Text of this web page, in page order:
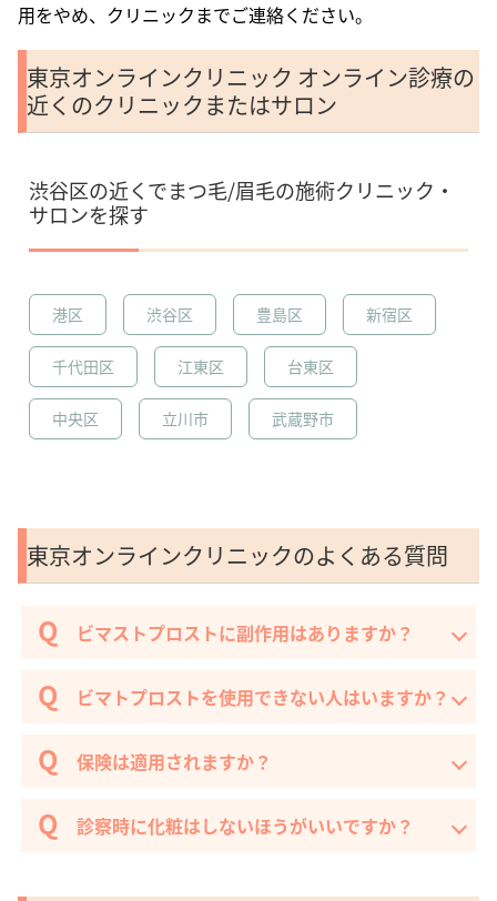
用をやめ、クリニックまでご連絡ください。
東京オンラインクリニック オンライン診療の
近くのクリニックまたはサロン
渋谷区の近くでまつ毛/眉毛の施術クリニック・
サロンを探す
港区 渋谷区 豊島区 新宿区
千代田区 江東区 台東区
中央区 立川市 武蔵野市
東京オンラインクリニックのよくある質問
ビマストプロストに副作用はありますか？
ビマトプロストを使用できない人はいますか？
保険は適用されますか？
診察時に化粧はしないほうがいいですか？